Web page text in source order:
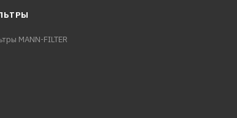
MANN-FILTER